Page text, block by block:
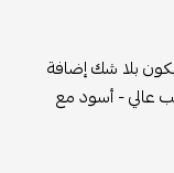
بلا شك إضافة
عالي - أسود مع